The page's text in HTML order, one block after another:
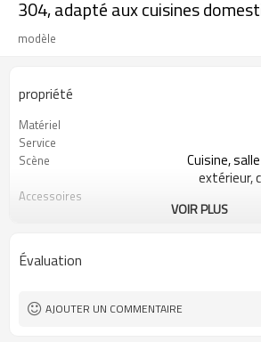
304, adapté aux cuisines
modèle
propriété
Matériel
Service
Scène
Cuisine,
extérieur,
Accessoires
VOIR PLUS
Évaluation
AJOUTER UN COMMENTAIRE